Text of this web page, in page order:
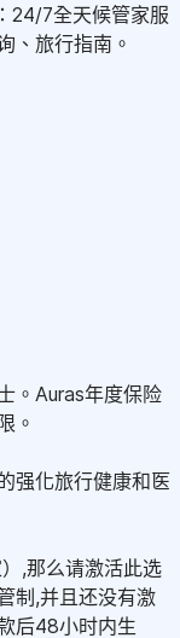
24/7全天候管家服
、旅行指南。
。Auras年度保险
。
强化旅行健康和医
,那么请激活此选
制,并且还没有激
后48小时内生